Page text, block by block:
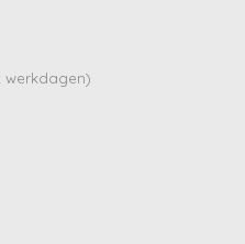
is
werkdagen)